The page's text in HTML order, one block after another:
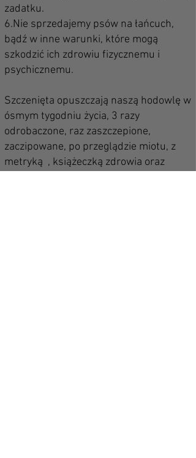
zadatku.
6.Nie sprzedajemy psów na łańcuch,
bądź w inne warunki, które mogą
szkodzić ich zdrowiu fizycznemu i
psychicznemu.
Szczenięta opuszczają naszą hodowlę w
ósmym tygodniu życia, 3 razy
odrobaczone, raz zaszczepione,
zaczipowane, po przeglądzie miotu, z
metryką , książeczką zdrowia oraz